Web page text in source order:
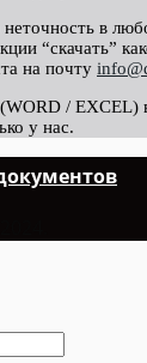
в
“скачать”
на почту
/ EXCEL)
у нас.